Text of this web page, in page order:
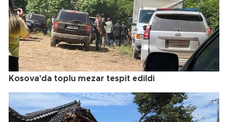
Kosova'da toplu mezar tespit edildi